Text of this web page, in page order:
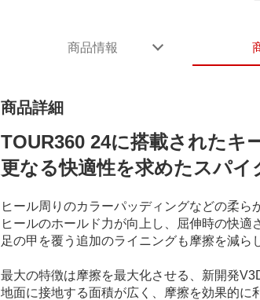
商品情報
商品詳細
TOUR360 24に搭載されたキ
更なる快適性を求めたスパイ
ヒール周りのカラーパッディングなどの柔ら
ヒールのホールド力が向上し、屈伸時の快適
足の甲を覆う追加のライニングも摩擦を減ら
最大の特徴は摩擦を最大化させる、新開発
地面に接地する面積が広く、摩擦を効果的に